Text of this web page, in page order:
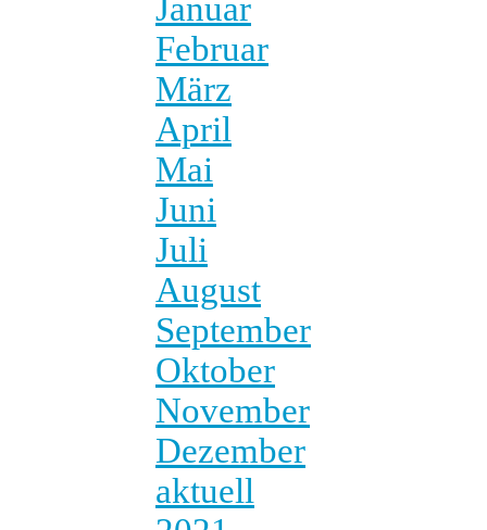
Januar
Februar
März
April
Mai
Juni
Juli
August
September
Oktober
November
Dezember
aktuell